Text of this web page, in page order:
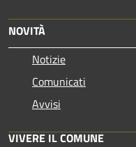
NOVITÀ
Notizie
Comunicati
Avvisi
VIVERE IL COMUNE